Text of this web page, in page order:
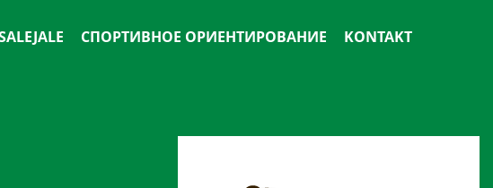
СПОРТИВНОЕ ОРИЕНТИРОВАНИЕ KONTAKT